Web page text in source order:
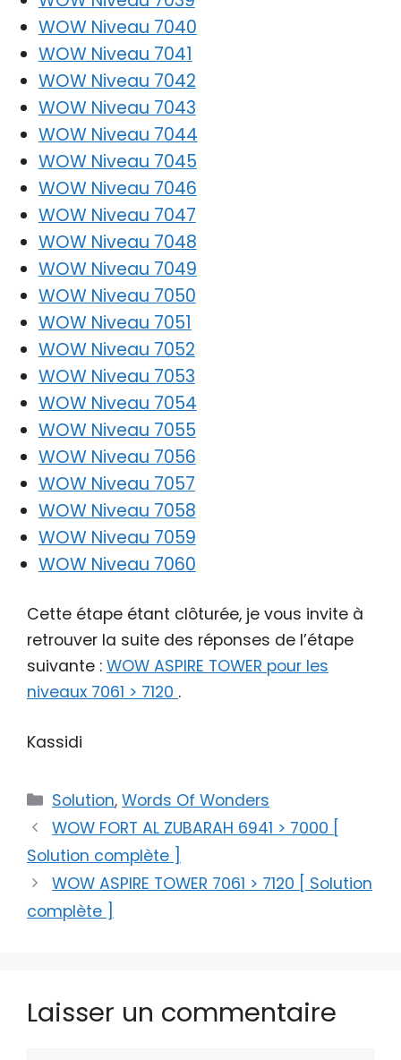
WOW Niveau 7040
WOW Niveau 7041
WOW Niveau 7042
WOW Niveau 7043
WOW Niveau 7044
WOW Niveau 7045
WOW Niveau 7046
WOW Niveau 7047
WOW Niveau 7048
WOW Niveau 7049
WOW Niveau 7050
WOW Niveau 7051
WOW Niveau 7052
WOW Niveau 7053
WOW Niveau 7054
WOW Niveau 7055
WOW Niveau 7056
WOW Niveau 7057
WOW Niveau 7058
WOW Niveau 7059
WOW Niveau 7060
Cette étape étant clôturée, je vous invite à
retrouver la suite des réponses de l’étape
suivante : WOW ASPIRE TOWER pour les
niveaux 7061 > 7120 .
Kassidi
Catégories
Solution,Words Of Wonders
WOW FORT AL ZUBARAH 6941 > 7000 [
Solution complète ]
WOW ASPIRE TOWER 7061 > 7120 [ Solution
complète ]
Laisser un commentaire